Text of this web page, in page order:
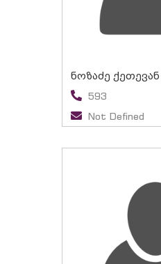
ნოზაძე ქეთევან
593
Not Defined